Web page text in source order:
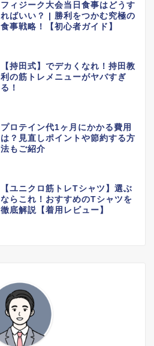
フィジーク大会当日食事はどうす
ればいい？ | 勝利をつかむ究極の
食事戦略！【初心者ガイド】
【持田式】でデカくなれ！持田教
利の筋トレメニューがヤバすぎ
る！
プロテイン代1ヶ月にかかる費用
は？見直しポイントや節約する方
法もご紹介
【ユニクロ筋トレTシャツ】選ぶ
ならこれ！おすすめのTシャツを
徹底解説【着用レビュー】